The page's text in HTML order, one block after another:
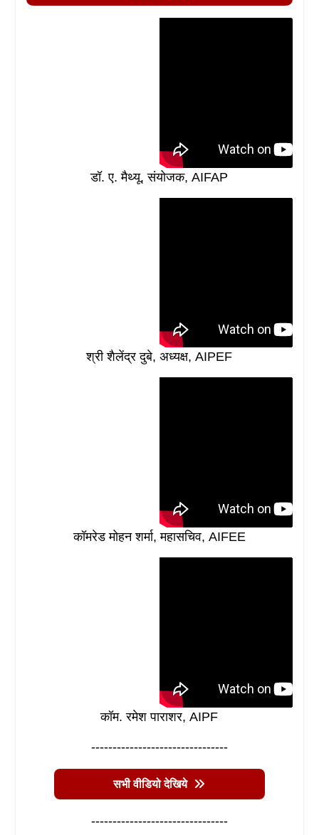
डॉ. ए. मैथ्यू, संयोजक, AIFAP
श्री शैलेंद्र दुबे, अध्यक्ष, AIPEF
कॉमरेड मोहन शर्मा, महासचिव, AIFEE
कॉम. रमेश पाराशर, AIPF
--------------------------------
सभी वीडियो देखिये
--------------------------------